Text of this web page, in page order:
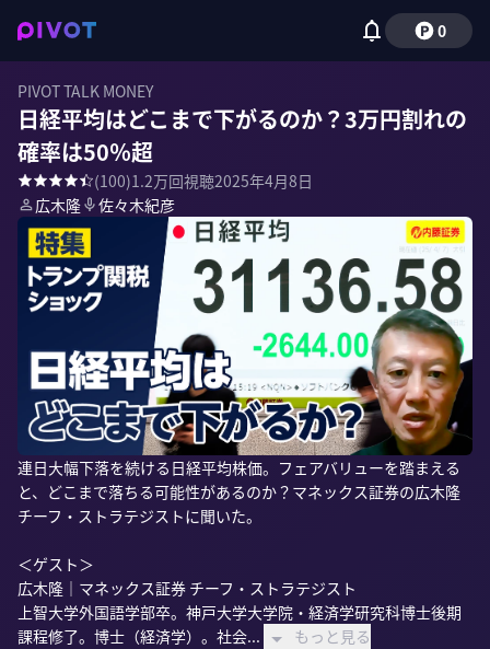
0
PIVOT TALK MONEY
日経平均はどこまで下がるのか？3万円割れの
確率は50％超
(100)1.2万回視聴2025年4月8日
広木隆
佐々木紀彦
連日大幅下落を続ける日経平均株価。フェアバリューを踏まえる
と、どこまで落ちる可能性があるのか？マネックス証券の広木隆
チーフ・ストラテジストに聞いた。
＜ゲスト＞
広木隆｜マネックス証券 チーフ・ストラテジスト
上智大学外国語学部卒。神戸大学大学院・経済学研究科博士後期
課程修了。博士（経済学）。社会...
もっと見る